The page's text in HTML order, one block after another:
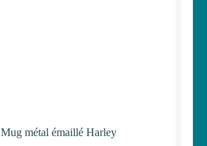
Mug métal émaillé Harley